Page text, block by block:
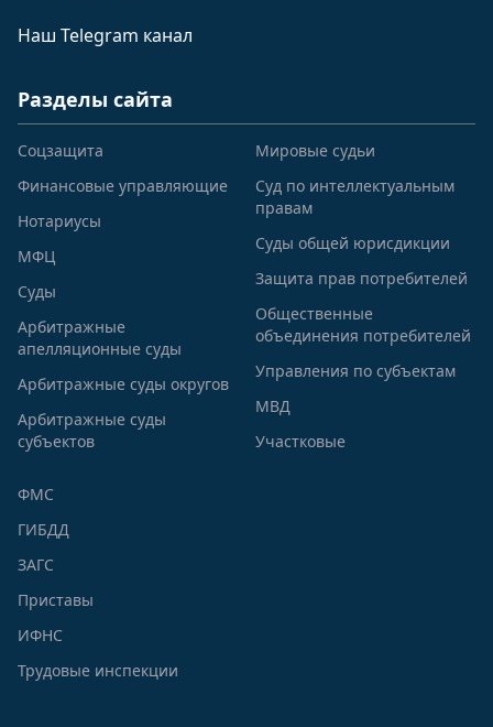
Наш Telegram канал
Разделы сайта
Соцзащита
Финансовые управляющие
Нотариусы
МФЦ
Суды
Арбитражные
апелляционные суды
Арбитражные суды округов
Арбитражные суды
субъектов
Мировые судьи
Суд по интеллектуальным
правам
Суды общей юрисдикции
Защита прав потребителей
Общественные
объединения потребителей
Управления по субъектам
МВД
Участковые
ФМС
ГИБДД
ЗАГС
Приставы
ИФНС
Трудовые инспекции